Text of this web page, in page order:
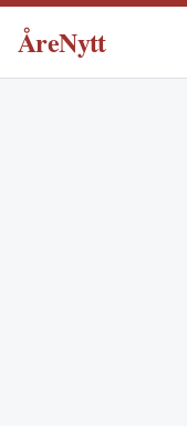
ÅreNytt